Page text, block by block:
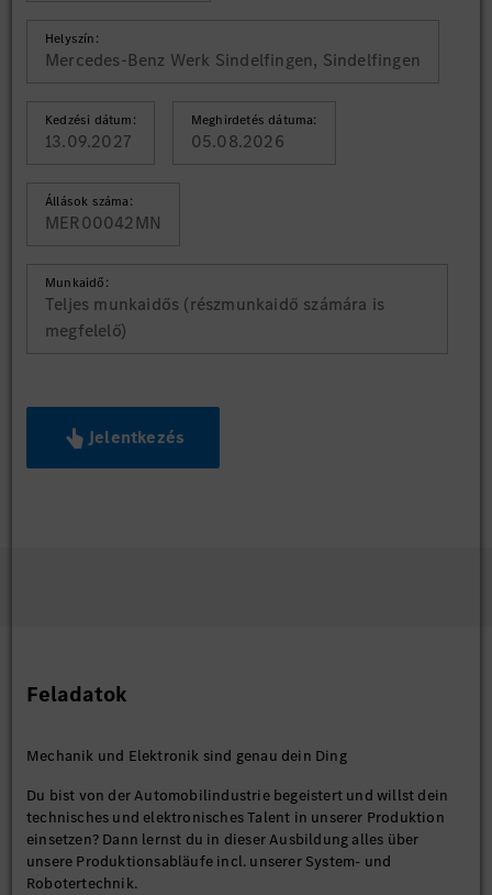
Helyszín:
Mercedes-Benz Werk Sindelfingen, Sindelfingen
Kedzési dátum:
13.09.2027
Meghirdetés dátuma:
05.08.2026
Állások száma:
MER00042MN
Munkaidő:
Teljes munkaidős (részmunkaidő számára is
megfelelő)
Jelentkezés
Feladatok
Mechanik und Elektronik sind genau dein Ding
Du bist von der Automobilindustrie begeistert und willst dein
technisches und elektronisches Talent in unserer Produktion
einsetzen? Dann lernst du in dieser Ausbildung alles über
unsere Produktionsabläufe incl. unserer System- und
Robotertechnik.